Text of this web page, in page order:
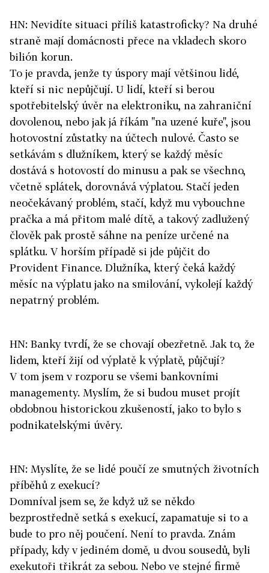
HN: Nevidíte situaci příliš katastroficky? Na druhé
straně mají domácnosti přece na vkladech skoro
bilión korun.
To je pravda, jenže ty úspory mají většinou lidé,
kteří si nic nepůjčují. U lidí, kteří si berou
spotřebitelský úvěr na elektroniku, na zahraniční
dovolenou, nebo jak já říkám "na uzené kuře", jsou
hotovostní zůstatky na účtech nulové. Často se
setkávám s dlužníkem, který se každý měsíc
dostává s hotovostí do minusu a pak se všechno,
včetně splátek, dorovnává výplatou. Stačí jeden
neočekávaný problém, stačí, když mu vybouchne
pračka a má přitom malé dítě, a takový zadlužený
člověk pak prostě sáhne na peníze určené na
splátku. V horším případě si jde půjčit do
Provident Finance. Dlužníka, který čeká každý
měsíc na výplatu jako na smilování, vykolejí každý
nepatrný problém.
HN: Banky tvrdí, že se chovají obezřetně. Jak to, že
lidem, kteří žijí od výplatě k výplatě, půjčují?
V tom jsem v rozporu se všemi bankovními
managementy. Myslím, že si budou muset projít
obdobnou historickou zkušeností, jako to bylo s
podnikatelskými úvěry.
HN: Myslíte, že se lidé poučí ze smutných životních
příběhů z exekucí?
Domníval jsem se, že když už se někdo
bezprostředně setká s exekucí, zapamatuje si to a
bude to pro něj poučení. Není to pravda. Znám
případy, kdy v jediném domě, u dvou sousedů, byli
exekutoři třikrát za sebou. Nebo ve stejné firmě